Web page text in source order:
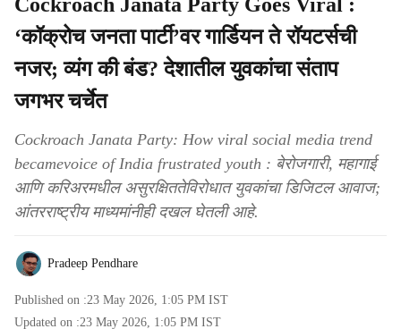
‘कॉक्रोच जनता पार्टी’वर गार्डियन ते रॉयटर्सची
नजर; व्यंग की बंड? देशातील युवकांचा संताप
जगभर चर्चेत
Cockroach Janata Party: How viral social media trend
becamevoice of India frustrated youth : बेरोजगारी, महागाई
आणि करिअरमधील असुरक्षिततेविरोधात युवकांचा डिजिटल आवाज;
आंतरराष्ट्रीय माध्यमांनीही दखल घेतली आहे.
Pradeep Pendhare
Published on :23 May 2026, 1:05 PM IST
Updated on :23 May 2026, 1:05 PM IST